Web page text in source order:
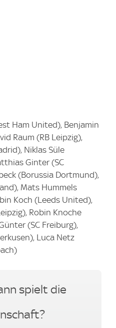
Ham United), Benjamin
Raum (RB Leipzig),
Niklas Süle
Ginter (SC
(Borussia Dortmund),
Mats Hummels
Koch (Leeds United),
Robin Knoche
(SC Freiburg),
Luca Netz
spielt die